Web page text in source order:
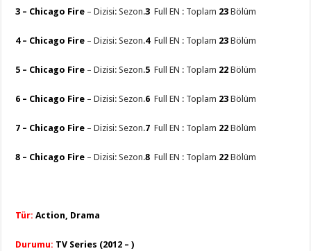
3 – Chicago Fire – Dizisi: Sezon.3 Full EN : Toplam 23Bölüm
4 – Chicago Fire – Dizisi: Sezon.4Full EN : Toplam 23Bölüm
5 – Chicago Fire – Dizisi: Sezon.5 Full EN : Toplam 22Bölüm
6 – Chicago Fire – Dizisi: Sezon.6 Full EN : Toplam 23Bölüm
7 – Chicago Fire – Dizisi: Sezon.7 Full EN : Toplam 22Bölüm
8 – Chicago Fire – Dizisi: Sezon.8 Full EN : Toplam 22Bölüm
Tür:Action, Drama
Durumu: TV Series (2012 – )